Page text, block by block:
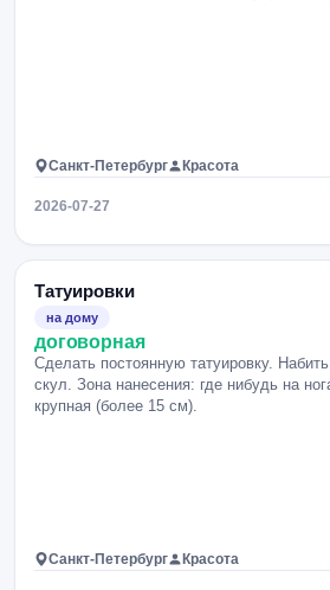
Санкт-Петербург Красота
2026-07-27
Татуировки
на дому
договорная
Сделать постоянную татуировку.
скул. Зона нанесения: где нибудь на
крупная (более 15 см).
Санкт-Петербург Красота